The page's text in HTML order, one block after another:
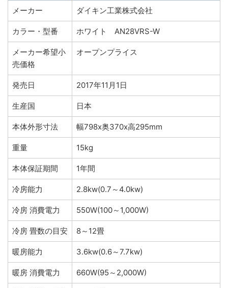
メーカー ダイキン工業株式会社
カラー・型番 ホワイト AN28VRS-W
メーカー希望小
売価格
オープンプライス
発売日 2017年11月1日
生産国 日本
本体外形寸法 幅798x奥370x高295mm
重量 15kg
本体保証期間 1年間
冷房能力 2.8kw(0.7～4.0kw)
冷房 消費電力 550W(100～1,000W)
冷房 畳数の目安 8～12畳
暖房能力 3.6kw(0.6～7.7kw)
暖房 消費電力 660W(95～2,000W)